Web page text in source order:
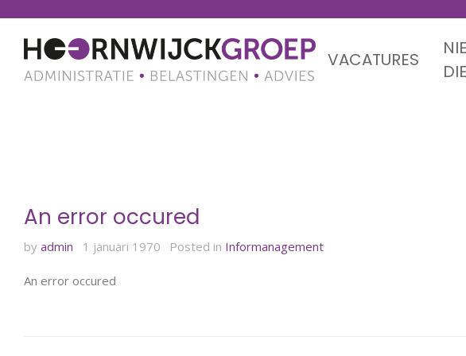
VACATURES
An error occured
by admin 1 januari 1970 Posted in Informanagement
An error occured